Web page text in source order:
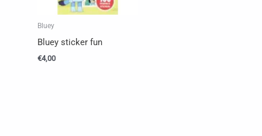
Bluey
Bluey sticker fun
€4,00